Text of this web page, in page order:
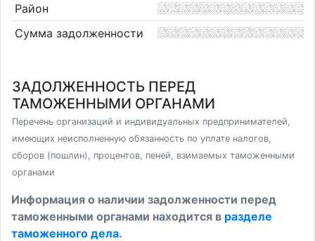
Район
Сумма задолженности
ЗАДОЛЖЕННОСТЬ ПЕРЕД
ТАМОЖЕННЫМИ ОРГАНАМИ
Перечень организаций и индивидуальных предпринимателей,
имеющих неисполненную обязанность по уплате налогов,
сборов (пошлин), процентов, пеней, взимаемых таможенными
органами
Информация о наличии задолженности перед
таможенными органами находится в разделе
таможенного дела.